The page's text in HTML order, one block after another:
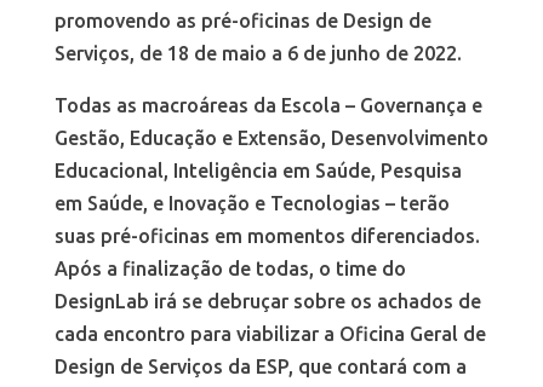
promovendo as pré-oficinas de Design de
Serviços, de 18 de maio a 6 de junho de 2022.
Todas as macroáreas da Escola – Governança e
Gestão, Educação e Extensão, Desenvolvimento
Educacional, Inteligência em Saúde, Pesquisa
em Saúde, e Inovação e Tecnologias – terão
suas pré-oficinas em momentos diferenciados.
Após a finalização de todas, o time do
DesignLab irá se debruçar sobre os achados de
cada encontro para viabilizar a Oficina Geral de
Design de Serviços da ESP, que contará com a